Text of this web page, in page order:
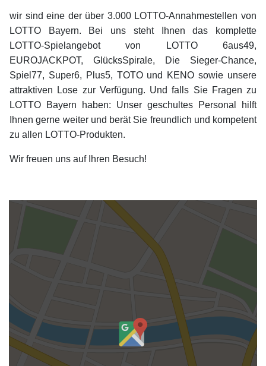
wir sind eine der über 3.000 LOTTO-Annahmestellen von
LOTTO Bayern. Bei uns steht Ihnen das komplette
LOTTO-Spielangebot von LOTTO 6aus49,
EUROJACKPOT, GlücksSpirale, Die Sieger-Chance,
Spiel77, Super6, Plus5, TOTO und KENO sowie unsere
attraktiven Lose zur Verfügung. Und falls Sie Fragen zu
LOTTO Bayern haben: Unser geschultes Personal hilft
Ihnen gerne weiter und berät Sie freundlich und kompetent
zu allen LOTTO-Produkten.
Wir freuen uns auf Ihren Besuch!